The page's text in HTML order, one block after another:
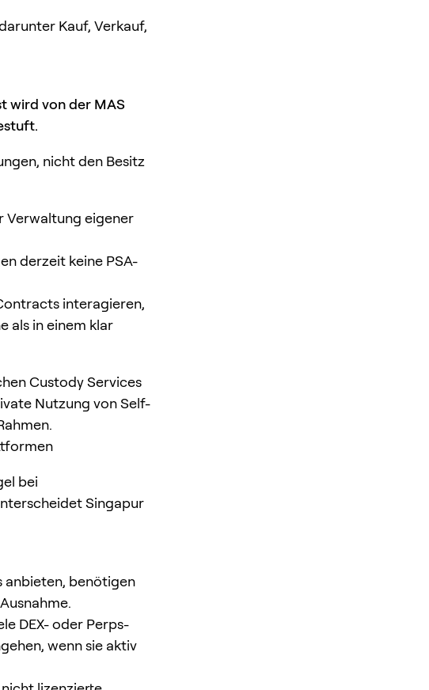
Kauf, Verkauf,
wird von der MAS
nicht den Besitz
Verwaltung eigener
derzeit keine PSA-
interagieren,
als in einem klar
Custody Services
Nutzung von Self-
bei
Singapur
anbieten, benötigen
DEX- oder Perps-
wenn sie aktiv